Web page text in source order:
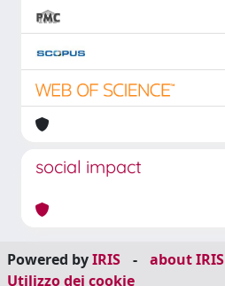
social impact
Powered byIRIS - about IRIS
Utilizzo dei cookie